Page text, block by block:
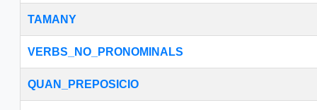
TAMANY
VERBS_NO_PRONOMINALS
QUAN_PREPOSICIO